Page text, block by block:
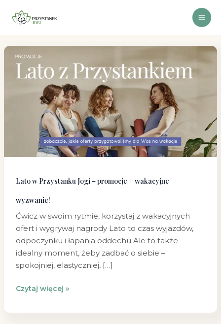
Lato w Przystanku Jogi – promocje + wakacyjne
wyzwanie!
Ćwicz w swoim rytmie, korzystaj z wakacyjnych
ofert i wygrywaj nagrody Lato to czas wyjazdów,
odpoczynku i łapania oddechu.Ale to także
idealny moment, żeby zadbać o siebie –
spokojniej, elastyczniej, […]
w
Przystanku
promocje
wakacyjne
wyzwanie!
Czytaj więcej »